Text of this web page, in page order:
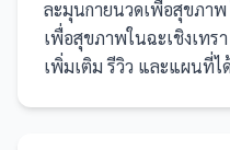
ละมุนกายนวดเพื่อสุขภา
เพื่อสุขภาพในฉะเชิงเทร
เพิ่มเติม รีวิว และแผนที่ไ